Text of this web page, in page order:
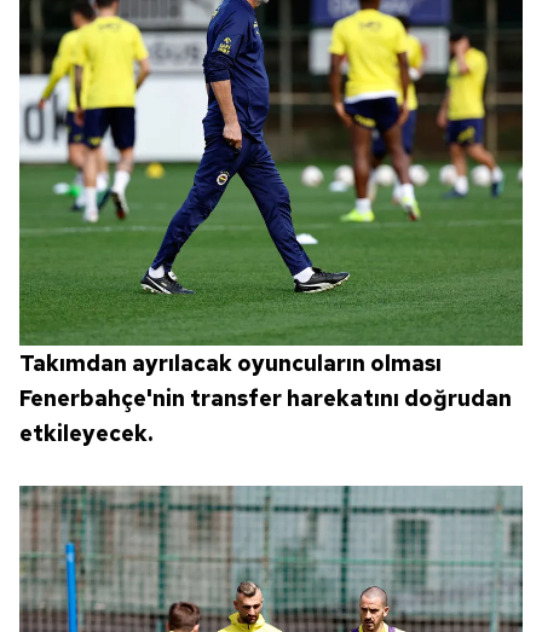
Takımdan ayrılacak oyuncuların olması
Fenerbahçe'nin transfer harekatını doğrudan
etkileyecek.